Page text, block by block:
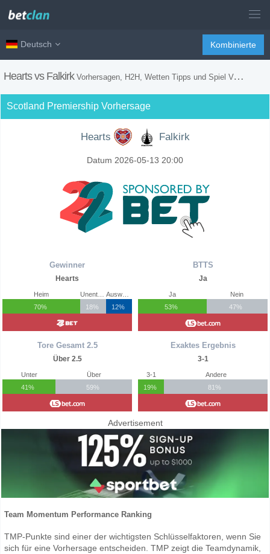
Deutsch Kombinierte
Hearts vs Falkirk Vorhersagen, H2H, Wetten Tipps und Spiel Vorschau
Scotland Premiership Vorhersage
Hearts Falkirk
Datum 2026-05-13 20:00
Gewinner
Hearts
Heim
70%
18%
12%
Tore Gesamt 2.5
Über 2.5
Unter
41%
Über
59%
BTTS
Ja
Ja
53%
Nein
47%
Exaktes Ergebnis
3-1
3-1
19%
Andere
81%
Advertisement
Team Momentum Performance Ranking
TMP-Punkte sind einer der wichtigsten Schlüsselfaktoren, wenn Sie
sich für eine Vorhersage entscheiden. TMP zeigt die Teamdynamik,